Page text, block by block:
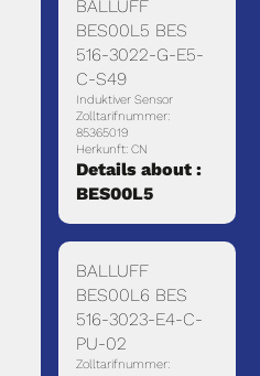
BALLUFF
BES00L5 BES
516-3022-G-E5-
C-S49
Induktiver Sensor
Zolltarifnummer:
85365019
Herkunft: CN
Details about :
BES00L5
BALLUFF
BES00L6 BES
516-3023-E4-C-
PU-02
Zolltarifnummer: